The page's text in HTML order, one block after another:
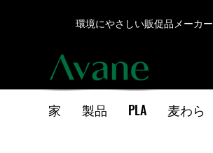
環境にやさしい販促品メーカー
家 製品 PLA 麦わら